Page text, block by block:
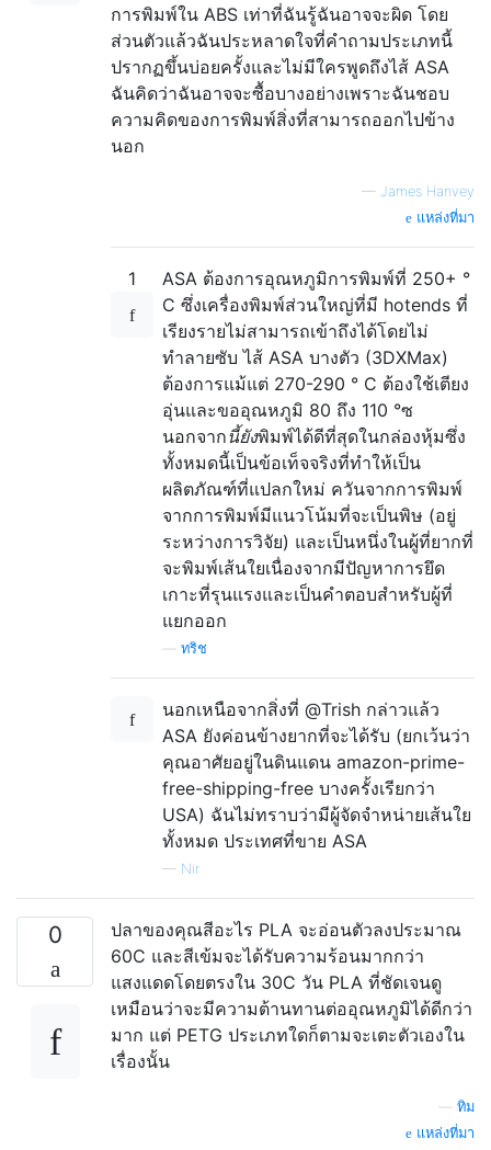
การพิมพ์ใน ABS เท่าที่ฉันรู้ฉันอาจจะผิด โดย
ส่วนตัวแล้วฉันประหลาดใจที่คำถามประเภทนี้
ปรากฏขึ้นบ่อยครั้งและไม่มีใครพูดถึงไส้ ASA
ฉันคิดว่าฉันอาจจะซื้อบางอย่างเพราะฉันชอบ
ความคิดของการพิมพ์สิ่งที่สามารถออกไปข้าง
นอก
— James Hanvey
แหล่งที่มา
1
ASA ต้องการอุณหภูมิการพิมพ์ที่ 250+ °
C ซึ่งเครื่องพิมพ์ส่วนใหญ่ที่มี hotends ที่
เรียงรายไม่สามารถเข้าถึงได้โดยไม่
ทำลายซับ ไส้ ASA บางตัว (3DXMax)
ต้องการแม้แต่ 270-290 ° C ต้องใช้เตียง
อุ่นและขออุณหภูมิ 80 ถึง 110 °ซ
นอกจากนี้ยังพิมพ์ได้ดีที่สุดในกล่องหุ้มซึ่ง
ทั้งหมดนี้เป็นข้อเท็จจริงที่ทำให้เป็น
ผลิตภัณฑ์ที่แปลกใหม่ ควันจากการพิมพ์
จากการพิมพ์มีแนวโน้มที่จะเป็นพิษ (อยู่
ระหว่างการวิจัย) และเป็นหนึ่งในผู้ที่ยากที่
จะพิมพ์เส้นใยเนื่องจากมีปัญหาการยึด
เกาะที่รุนแรงและเป็นคำตอบสำหรับผู้ที่
แยกออก
ทริช
นอกเหนือจากสิ่งที่ @Trish กล่าวแล้ว
ASA ยังค่อนข้างยากที่จะได้รับ (ยกเว้นว่า
คุณอาศัยอยู่ในดินแดน amazon-prime-
free-shipping-free บางครั้งเรียกว่า
USA) ฉันไม่ทราบว่ามีผู้จัดจำหน่ายเส้นใย
ทั้งหมด ประเทศที่ขาย ASA
— Nir
0
ปลาของคุณสีอะไร PLA จะอ่อนตัวลงประมาณ
60C และสีเข้มจะได้รับความร้อนมากกว่า
แสงแดดโดยตรงใน 30C วัน PLA ที่ชัดเจนดู
เหมือนว่าจะมีความต้านทานต่ออุณหภูมิได้ดีกว่า
มาก แต่ PETG ประเภทใดก็ตามจะเตะตัวเองใน
เรื่องนั้น
ทิม
แหล่งที่มา